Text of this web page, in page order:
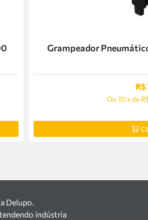
Grampeador
R$
Ou 10 xde
Delupo.
indústria